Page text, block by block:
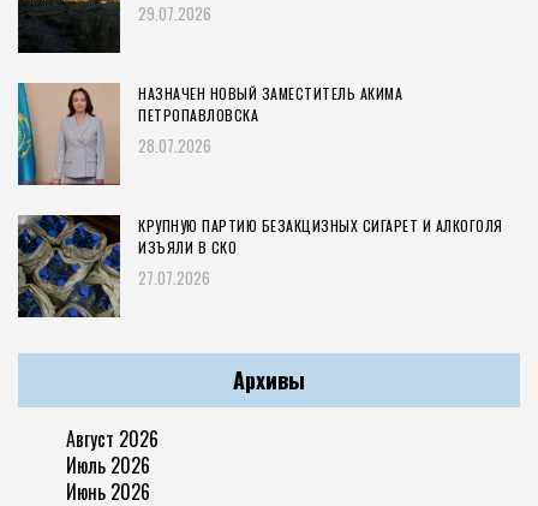
29.07.2026
НАЗНАЧЕН НОВЫЙ ЗАМЕСТИТЕЛЬ АКИМА
ПЕТРОПАВЛОВСКА
28.07.2026
КРУПНУЮ ПАРТИЮ БЕЗАКЦИЗНЫХ СИГАРЕТ И АЛКОГОЛЯ
ИЗЪЯЛИ В СКО
27.07.2026
Архивы
Август 2026
Июль 2026
Июнь 2026